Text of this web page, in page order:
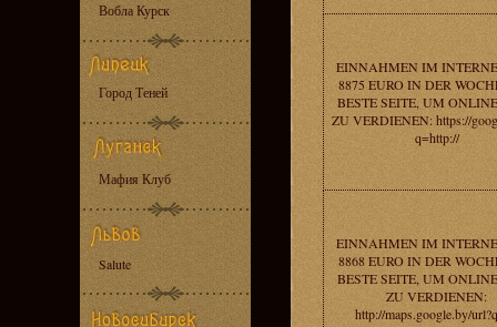
Вобла Курск
Город Теней
Мафия Клуб
Salute
EINNAHMEN IM
8875 EURO IN DER
BESTE SEITE, UM
ZU VERDIENEN: https://
q=http://
EINNAHMEN IM
8868 EURO IN DER
BESTE SEITE, UM
ZU VERDIENEN:
http://maps.google.by/